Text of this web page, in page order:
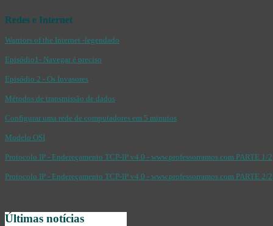
Redes e Internet
Warriors of the Internet -legendado
Episódio1- Navegar é preciso
Episódio 2 - Os Invasores
Métodos de transmissão de dados
Configurar uma rede de computadores em 5 minutos
Modelo OSI
Protocolo IP - Endereçamento TCP-IP v4.0 - www.professorramos.com PARTE 1/2
Protocolo IP - Endereçamento TCP-IP v4.0 - www.professorramos.com PARTE 2/2
Últimas notícias